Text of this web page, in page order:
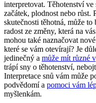
interpretovat. Těhotenství
začátek, plodnost nebo růst.
skutečnosti těhotná, může
radost ze změny, která na
mohou také naznačovat
které se vám otevírají? Je
jedinečný a může mít různé
trápí sny o těhotenství,
Interpretace snů vám může
podvědomí a pomoci vám
myšlenkám.